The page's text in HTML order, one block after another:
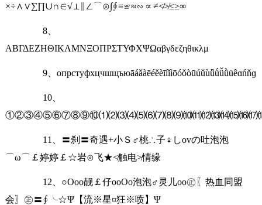
×÷∧∨∑∏∪∩∈√⊥∥∠⌒⊙∫∮≡≌≈∽∝≠≮≯≤≥∞
8、
ΑΒΓΔΕΖΗΘΙΚΛΜΝΞΟΠΡΣΤΥΦΧΨΩαβγδεζηθικλμ
9、опрстуфхцчшщъюāáǎàēéěèīíǐìōóǒòūúǔùǖǘǚǜüêɑńňɡ
10、
11、〓刹〓奇遇+小Ｓ♂桃∴子♀しovの吐泡泡
⌒ω⌒￡婷婷￡☆岩⊙飞★≮触电≯情缘
12、○Оοo靓￡仔oοОo泡泡♂灵儿oо㊣〖热血同盟
会〗㊣〓∮╰☆Ψ【流※星¤狂※喷】Ψ